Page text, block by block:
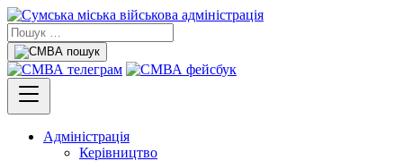
Адміністрація
Керівництво